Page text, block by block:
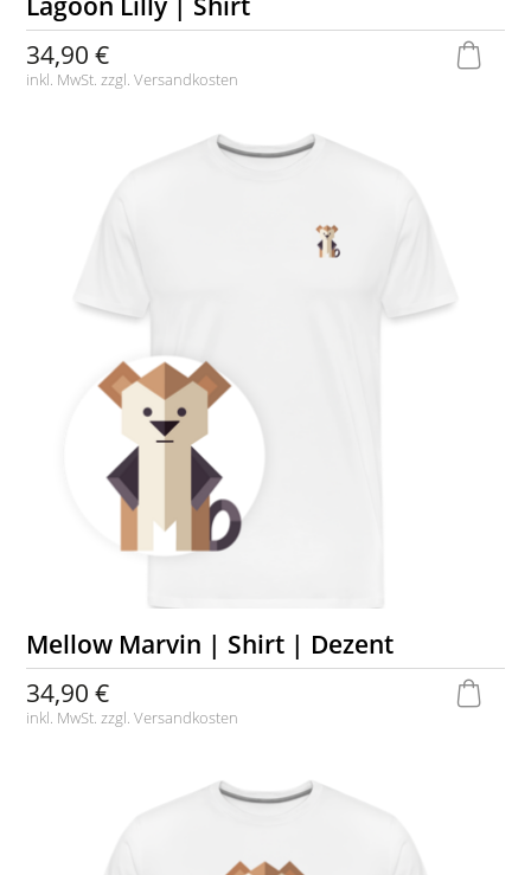
34,90 €
inkl. MwSt. zzgl.Versandkosten
Mellow Marvin | Shirt | Dezent
34,90 €
inkl. MwSt. zzgl.Versandkosten